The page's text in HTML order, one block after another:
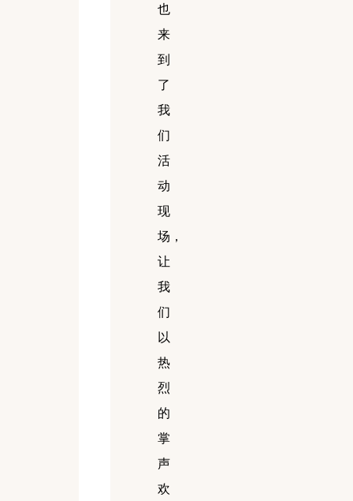
也
来
到
了
我
们
活
动
现
场，
让
我
们
以
热
烈
的
掌
声
欢